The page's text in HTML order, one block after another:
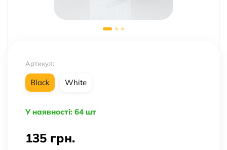
Артикул:
Black White
У наявності: 64 шт
135 грн.